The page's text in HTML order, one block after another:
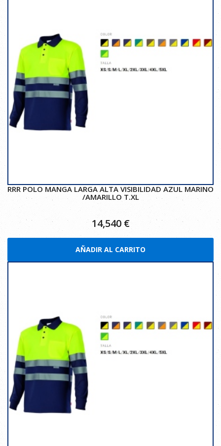
RRR POLO MANGA LARGA ALTA VISIBILIDAD AZUL MARINO
/AMARILLO T.XL
14,540 €
AÑADIR AL CARRITO